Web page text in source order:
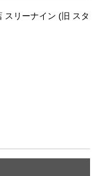
スリーナイン (旧 スタ